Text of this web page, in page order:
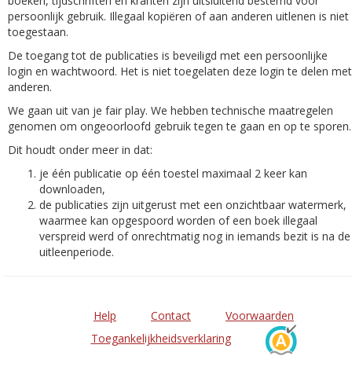
persoonlijk gebruik. Illegaal kopiëren of aan anderen uitlenen is niet
toegestaan.
De toegang tot de publicaties is beveiligd met een persoonlijke
login en wachtwoord. Het is niet toegelaten deze login te delen met
anderen.
We gaan uit van je fair play. We hebben technische maatregelen
genomen om ongeoorloofd gebruik tegen te gaan en op te sporen.
Dit houdt onder meer in dat:
je één publicatie op één toestel maximaal 2 keer kan
downloaden,
de publicaties zijn uitgerust met een onzichtbaar watermerk,
waarmee kan opgespoord worden of een boek illegaal
verspreid werd of onrechtmatig nog in iemands bezit is na de
uitleenperiode.
Help Contact
Voorwaarden
Toegankelijkheidsverklaring